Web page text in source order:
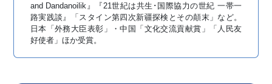
and Dandanoilik』『21世紀は共生･国際協力の世紀 一帯一
路実践談』「スタイン第四次新疆探検とその顛末」など。
日本「外務大臣表彰」・中国「文化交流貢献賞」「人民友
好使者」ほか受賞。